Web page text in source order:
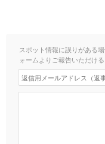
スポット情報に誤りがある
ォームよりご報告いただける